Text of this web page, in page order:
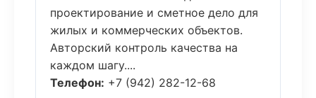
проектирование и сметное дело для
жилых и коммерческих объектов.
Авторский контроль качества на
каждом шагу....
Телефон: +7 (942) 282-12-68